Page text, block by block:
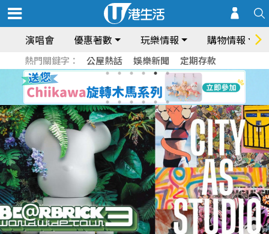
演唱會 優惠著數 玩樂情報 購物情報
熱門關鍵字： 公屋熱話 娛樂新聞 定期存款